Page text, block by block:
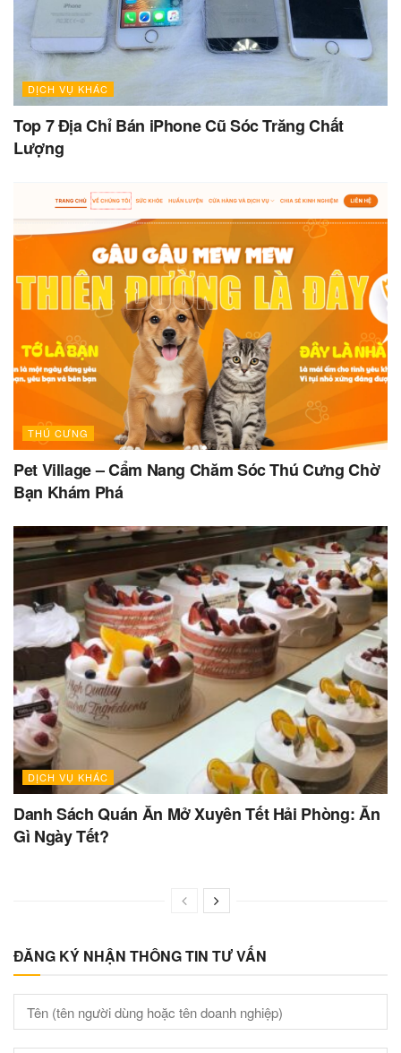
DỊCH VỤ KHÁC
Top 7 Địa Chỉ Bán iPhone Cũ Sóc Trăng Chất
Lượng
THÚ CƯNG
Pet Village – Cẩm Nang Chăm Sóc Thú Cưng Chờ
Bạn Khám Phá
DỊCH VỤ KHÁC
Danh Sách Quán Ăn Mở Xuyên Tết Hải Phòng: Ăn
Gì Ngày Tết?
ĐĂNG KÝ NHẬN THÔNG TIN TƯ VẤN